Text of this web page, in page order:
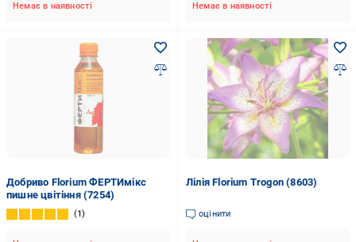
Немає в наявності Немає в наявності
Добриво Florium ФЕРТИмікс
пишне цвітіння (7254)
1
Лілія Florium Trogon (8603)
оцінити